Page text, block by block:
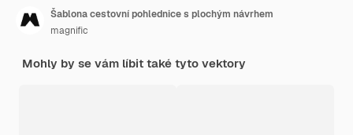
Šablona cestovní pohlednice s plochým návrhem
magnific
Mohly by se vám líbit také tyto vektory